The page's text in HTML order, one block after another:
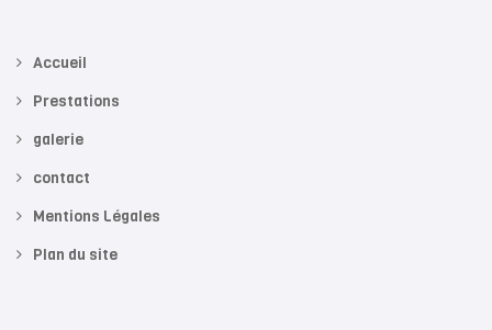
Accueil
Prestations
galerie
contact
Mentions Légales
Plan du site